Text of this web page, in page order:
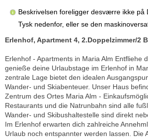
Beskrivelsen foreligger desværre ikke på
Tysk nedenfor, eller se den
Erlenhof, Apartment 4, 2.Doppelzimmer/2
Erlenhof - Apartments in Maria Alm Entfliehe
genieße deine Urlaubstage im Erlenhof in
zentrale Lage bietet den idealen
Wander- und Skiabenteuer. Unser Haus
Zentrum des Ortes Maria Alm -
Restaurants und die Natrunbahn sind alle
Wander- und Skibushaltestelle sind direkt
Im Erlenhof erwarten dich zahlreiche
Urlaub noch entspannter werden lassen. Die